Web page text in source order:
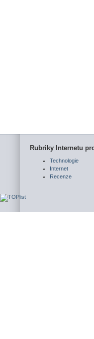
Rubriky Internetu
Technologie
Internet
Recenze